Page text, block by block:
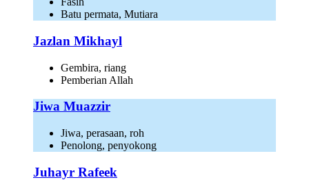
Batu permata, Mutiara
Jazlan Mikhayl
Gembira, riang
Pemberian Allah
Jiwa Muazzir
Jiwa, perasaan, roh
Penolong, penyokong
Juhayr Rafeek